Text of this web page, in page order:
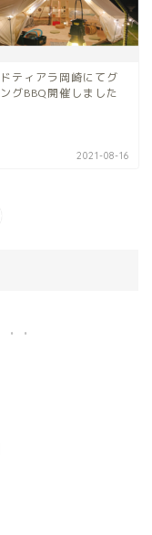
ティアラ岡崎にてグ
グBBQ開催しました
2021-08-16